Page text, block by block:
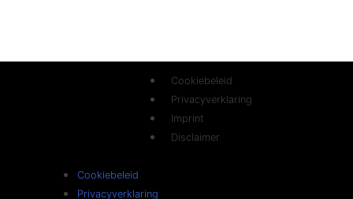
Cookiebeleid
Privacyverklaring
Imprint
Disclaimer
Cookiebeleid
Privacyverklaring